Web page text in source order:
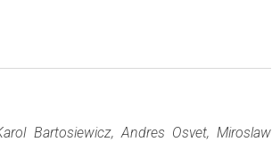
Bartosiewicz, Andres Osvet, Miroslaw